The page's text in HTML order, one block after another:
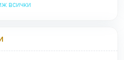
всички